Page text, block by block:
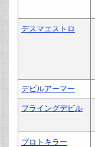
デスマエストロ
デビルアーマー
フライングデビル
プロトキラー